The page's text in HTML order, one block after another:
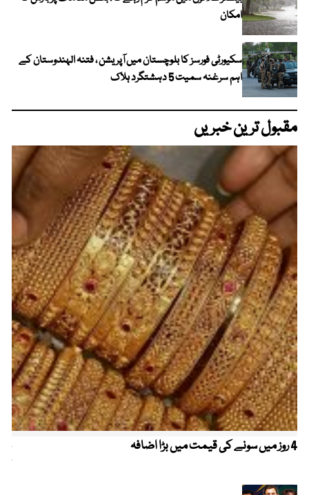
امکان
سکیورٹی فورسز کا بلوچستان میں آپریشن ، فتنہ الہندوستان کے
اہم سرغنہ سمیت 5 دہشتگرد ہلاک
مقبول ترین خبریں
4 روز میں سونے کی قیمت میں بڑا اضافہ